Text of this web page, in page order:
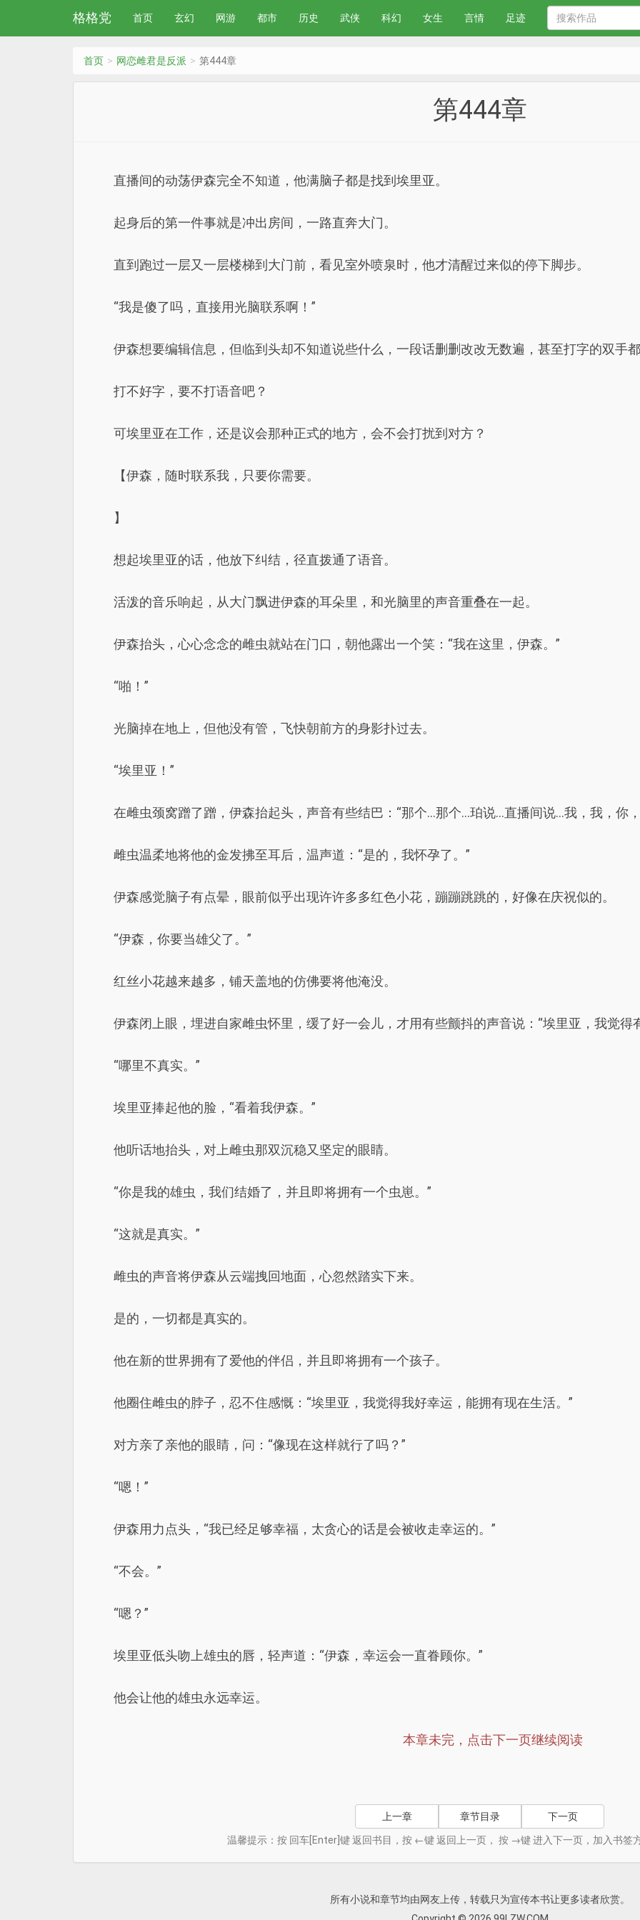
格格党 首页 玄幻 网游 都市 历史 武侠 科幻 女生 言情 足迹
首页 网恋雌君是反派 第444章
第444章
直播间的动荡伊森完全不知道，他满脑子都是找到埃里亚。
起身后的第一件事就是冲出房间，一路直奔大门。
直到跑过一层又一层楼梯到大门前，看见室外喷泉时，他才清醒过来似的停下脚步。
“我是傻了吗，直接用光脑联系啊！”
伊森想要编辑信息，但临到头却不知道说些什么，一段话删删改改无数遍，甚至打字的双手
打不好字，要不打语音吧？
可埃里亚在工作，还是议会那种正式的地方，会不会打扰到对方？
【伊森，随时联系我，只要你需要。
】
想起埃里亚的话，他放下纠结，径直拨通了语音。
活泼的音乐响起，从大门飘进伊森的耳朵里，和光脑里的声音重叠在一起。
伊森抬头，心心念念的雌虫就站在门口，朝他露出一个笑：“我在这里，伊森。”
“啪！”
光脑掉在地上，但他没有管，飞快朝前方的身影扑过去。
“埃里亚！”
在雌虫颈窝蹭了蹭，伊森抬起头，声音有些结巴：“那个…那个…珀说…直播间说…我，我，你
雌虫温柔地将他的金发拂至耳后，温声道：“是的，我怀孕了。”
伊森感觉脑子有点晕，眼前似乎出现许许多多红色小花，蹦蹦跳跳的，好像在庆祝似的。
“伊森，你要当雄父了。”
红丝小花越来越多，铺天盖地的仿佛要将他淹没。
伊森闭上眼，埋进自家雌虫怀里，缓了好一会儿，才用有些颤抖的声音说：“埃里亚，我觉得
“哪里不真实。”
埃里亚捧起他的脸，“看着我伊森。”
他听话地抬头，对上雌虫那双沉稳又坚定的眼睛。
“你是我的雄虫，我们结婚了，并且即将拥有一个虫崽。”
“这就是真实。”
雌虫的声音将伊森从云端拽回地面，心忽然踏实下来。
是的，一切都是真实的。
他在新的世界拥有了爱他的伴侣，并且即将拥有一个孩子。
他圈住雌虫的脖子，忍不住感慨：“埃里亚，我觉得我好幸运，能拥有现在生活。”
对方亲了亲他的眼睛，问：“像现在这样就行了吗？”
“嗯！”
伊森用力点头，“我已经足够幸福，太贪心的话是会被收走幸运的。”
“不会。”
“嗯？”
埃里亚低头吻上雄虫的唇，轻声道：“伊森，幸运会一直眷顾你。”
他会让他的雄虫永远幸运。
本章未完，点击下一页继续阅读
上一章 章节目录 下一页
温馨提示：按 回车[Enter]键 返回书目，按 ←键 返回上一页， 按 →键 进入下一页，加入书签
所有小说和章节均由网友上传，转载只为宣传本书让更多读者欣赏。